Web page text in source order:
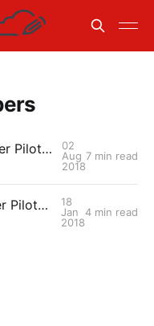
Einblicke in die Praxis der Pilotschulen: Gymnasium Marianum Meppen II
02
Aug
2018
7 min read
Einblicke in die Praxis der Pilotschulen: Gymnasium Marianum in Meppen
18
Jan
2018
4 min read